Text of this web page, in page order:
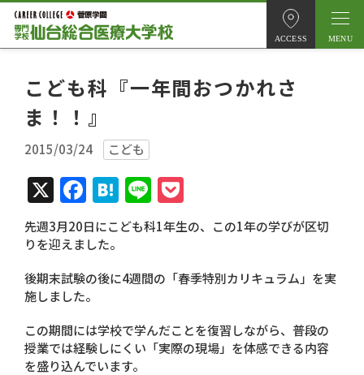
ACCESS
こども科『一年間おつかれさ
ま！！』
2015/03/24 こども
X Facebook
Hatena
Line
先週3月20日にこども科1年生の、この1年の学びが区切
りを迎えました。
後期末試験の後に4週間の「春季特別カリキュラム」を実
施しました。
この期間には学校で学んだことを復習しながら、普段の
授業では経験しにくい「実際の現場」を体感できる内容
を盛り込んでいます。